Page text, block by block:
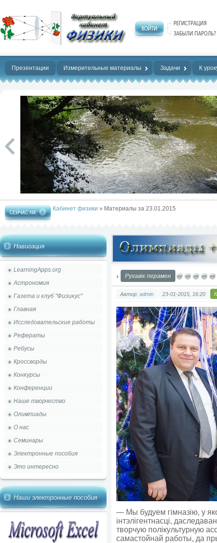
Нет предела
совершенству!
Презентации Измерительные материалы Задачи К
Кабинет физики » Материалы за 23.01.2015
Навигация
LearningApps.org
Астрономия
Газета и клуб "Физикус"
Главная
Исследовательские работы
Рефераты
Ребусы
Кроссворды
Конкурсы
Конференции
Наше творчество
Олимпиады
О нас
Семинары
Электронные пособия
Это интересно
Наши электронные пособия
Рухавік перамен
Автор: admin 23-01-2015, 16:20
— Мы будуем гімназію, у
інтэлігентнасці,
творчую полікультурную
самастойнай работы, да